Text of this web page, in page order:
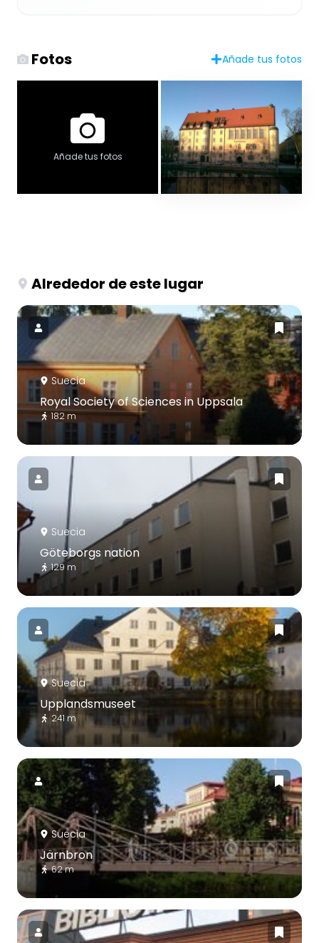
Fotos Añade tus fotos
Añade tus fotos
Alrededor de este lugar
Suecia
Royal Society of Sciences in Uppsala
182 m
Suecia
Göteborgs nation
129 m
Suecia
Upplandsmuseet
241 m
Suecia
Järnbron
62 m